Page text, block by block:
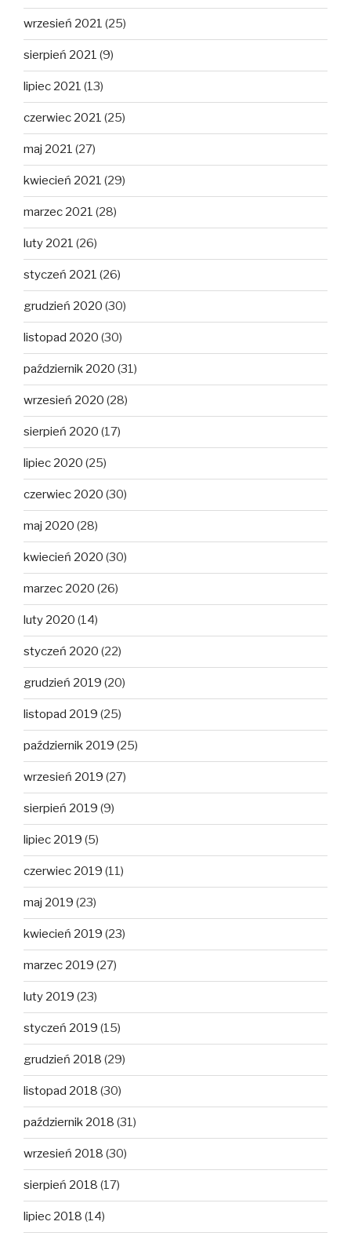
wrzesień 2021 (25)
sierpień 2021 (9)
lipiec 2021 (13)
czerwiec 2021 (25)
maj 2021 (27)
kwiecień 2021 (29)
marzec 2021 (28)
luty 2021 (26)
styczeń 2021 (26)
grudzień 2020 (30)
listopad 2020 (30)
październik 2020 (31)
wrzesień 2020 (28)
sierpień 2020 (17)
lipiec 2020 (25)
czerwiec 2020 (30)
maj 2020 (28)
kwiecień 2020 (30)
marzec 2020 (26)
luty 2020 (14)
styczeń 2020 (22)
grudzień 2019 (20)
listopad 2019 (25)
październik 2019 (25)
wrzesień 2019 (27)
sierpień 2019 (9)
lipiec 2019 (5)
czerwiec 2019 (11)
maj 2019 (23)
kwiecień 2019 (23)
marzec 2019 (27)
luty 2019 (23)
styczeń 2019 (15)
grudzień 2018 (29)
listopad 2018 (30)
październik 2018 (31)
wrzesień 2018 (30)
sierpień 2018 (17)
lipiec 2018 (14)